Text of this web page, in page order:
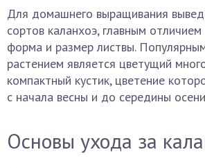
Для домашнего выращивания
сортов каланхоэ, главным
форма и размер листвы.
растением является цветущий
компактный кустик, цветение
с начала весны и до середины
Основы ухода за